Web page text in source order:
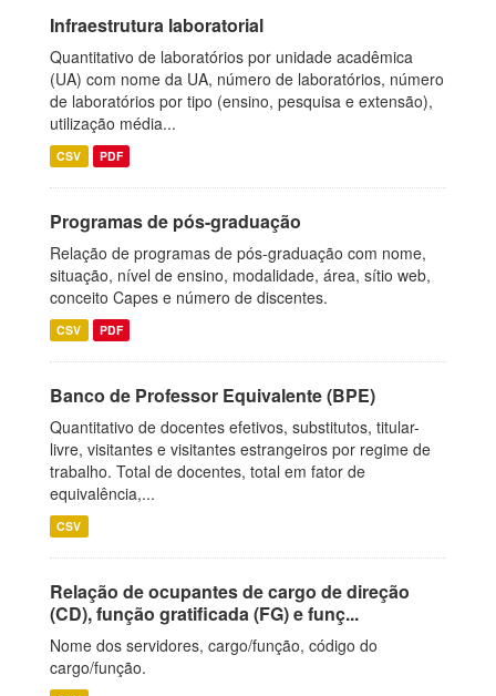
Infraestrutura laboratorial
Quantitativo de laboratórios por unidade acadêmica
(UA) com nome da UA, número de laboratórios, número
de laboratórios por tipo (ensino, pesquisa e extensão),
utilização média...
CSV PDF
Programas de pós-graduação
Relação de programas de pós-graduação com nome,
situação, nível de ensino, modalidade, área, sítio web,
conceito Capes e número de discentes.
CSV PDF
Banco de Professor Equivalente (BPE)
Quantitativo de docentes efetivos, substitutos, titular-
livre, visitantes e visitantes estrangeiros por regime de
trabalho. Total de docentes, total em fator de
equivalência,...
CSV
Relação de ocupantes de cargo de direção
(CD), função gratificada (FG) e funç...
Nome dos servidores, cargo/função, código do
cargo/função.